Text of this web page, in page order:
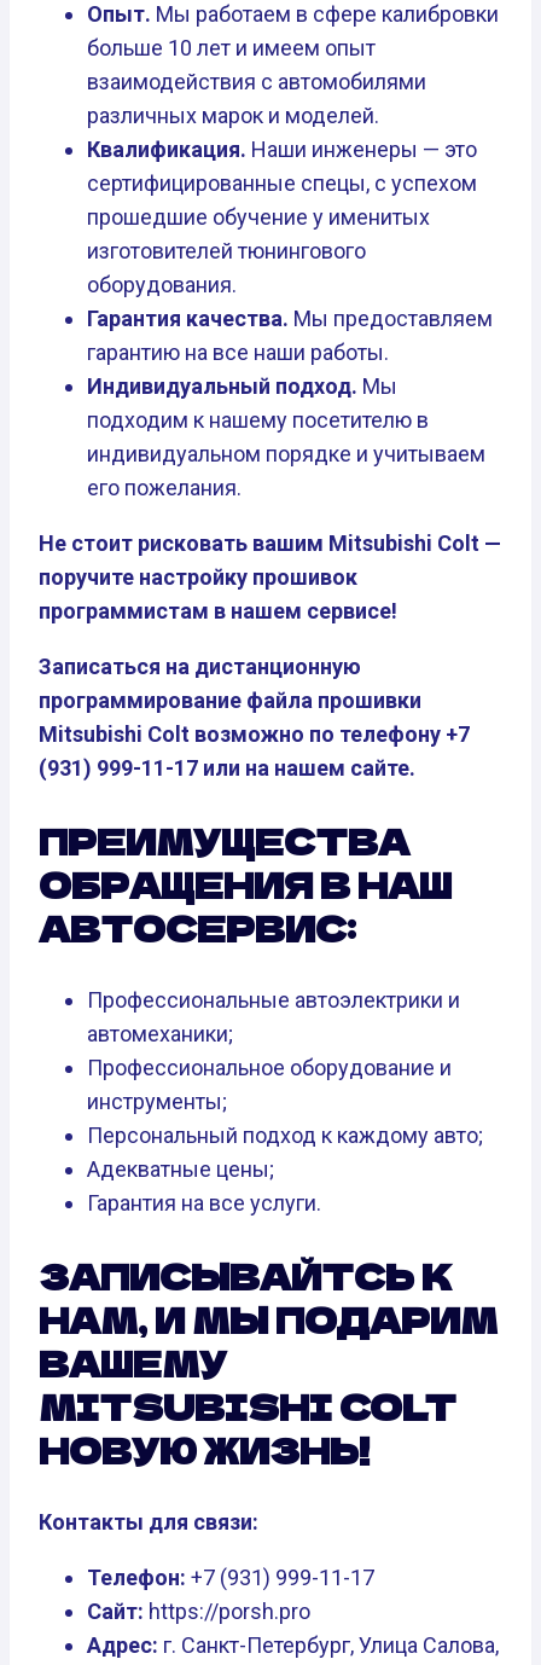
Опыт. Мы работаем в сфере калибровки
больше 10 лет и имеем опыт
взаимодействия с автомобилями
различных марок и моделей.
Квалификация. Наши инженеры — это
сертифицированные спецы, с успехом
прошедшие обучение у именитых
изготовителей тюнингового
оборудования.
Гарантия качества. Мы предоставляем
гарантию на все наши работы.
Индивидуальный подход. Мы
подходим к нашему посетителю в
индивидуальном порядке и учитываем
его пожелания.
Не стоит рисковать вашим Mitsubishi Colt —
поручите настройку прошивок
программистам в нашем сервисе!
Записаться на дистанционную
программирование файла прошивки
Mitsubishi Colt возможно по телефону +7
(931) 999-11-17 или на нашем сайте.
ПРЕИМУЩЕСТВА
ОБРАЩЕНИЯ В НАШ
АВТОСЕРВИС:
Профессиональные автоэлектрики и
автомеханики;
Профессиональное оборудование и
инструменты;
Персональный подход к каждому авто;
Адекватные цены;
Гарантия на все услуги.
ЗАПИСЫВАЙТСЬ К
НАМ, И МЫ ПОДАРИМ
ВАШЕМУ
MITSUBISHI COLT
НОВУЮ ЖИЗНЬ!
Контакты для связи:
Телефон: +7 (931) 999-11-17
Сайт: https://porsh.pro
Адрес: г. Санкт-Петербург, Улица Салова,